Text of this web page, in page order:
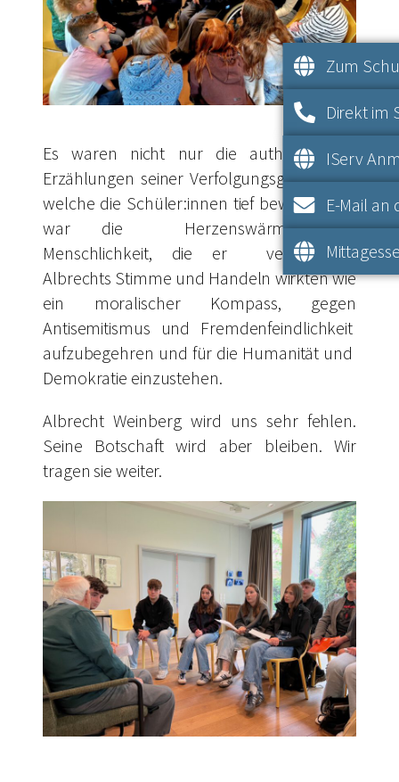
Es waren nicht nur die authentischen
Erzählungen seiner Verfolgungsgeschichte,
welche die Schüler:innen tief bewegten; es
war die Herzenswärme und
Menschlichkeit, die er verkörperte.
Albrechts Stimme und Handeln wirkten wie
ein moralischer Kompass, gegen
Antisemitismus und Fremdenfeindlichkeit
aufzubegehren und für die Humanität und
Demokratie einzustehen.
Albrecht Weinberg wird uns sehr fehlen.
Seine Botschaft wird aber bleiben. Wir
tragen sie weiter.
Zum
Direkt im
IServ
E-Mail an